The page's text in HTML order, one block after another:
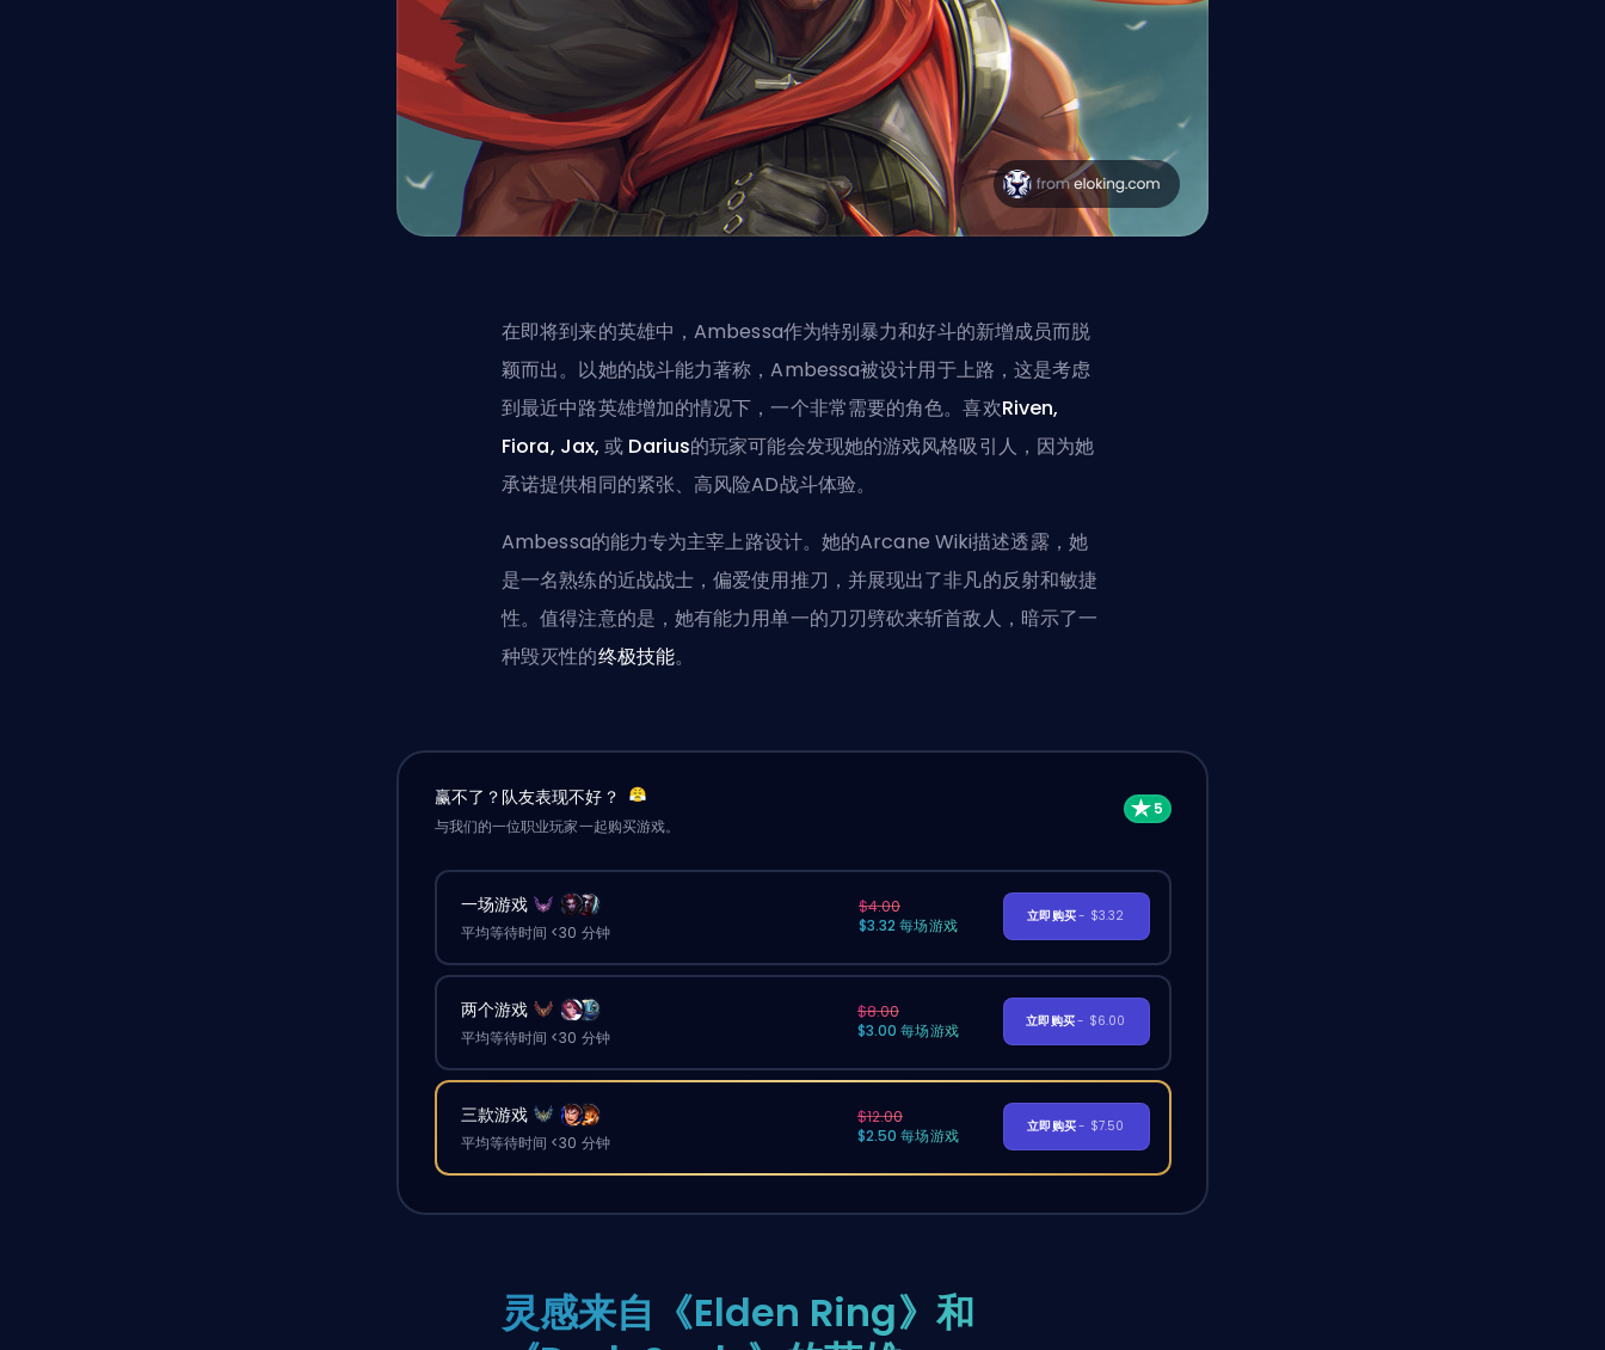
在即将到来的英雄中，Ambessa作为特别暴力和好斗的新增成员而脱
颖而出。以她的战斗能力著称，Ambessa被设计用于上路 ，这是考虑
到最近中路英雄增加的情况下，一个非常需要的角色。喜欢Riven,
Fiora, Jax,或 Darius的玩家可能会发现她的游戏风格吸引人，因为她
承诺提供相同的紧张、高风险AD战斗体验。
Ambessa的能力专为主宰上路设计。她的Arcane Wiki描述透露，她
是一名熟练的近战战士，偏爱使用推刀，并展现出了非凡的反射和敏捷
性。值得注意的是，她有能力用单一的刀刃劈砍来斩首敌人，暗示了一
种毁灭性的终极技能。
赢不了？队友表现不好？
与我们的一位职业玩家一起购买游戏。
一场游戏
平均等待时间 <30 分钟
$4.00
$3.32 每场游戏
立即购买- $3.32
两个游戏
平均等待时间 <30 分钟
$8.00
$3.00 每场游戏
立即购买- $6.00
三款游戏
平均等待时间 <30 分钟
$12.00
$2.50 每场游戏
立即购买- $7.50
灵感来自《Elden Ring》和